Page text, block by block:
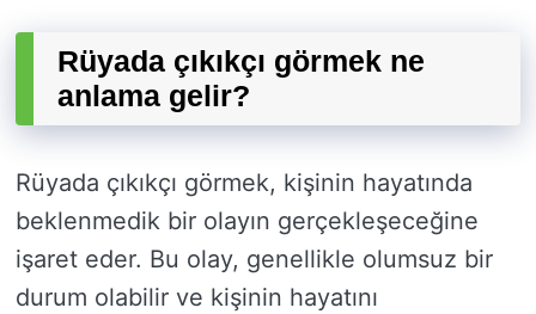
Rüyada çıkıkçı görmek ne
anlama gelir?
Rüyada çıkıkçı görmek, kişinin hayatında
beklenmedik bir olayın gerçekleşeceğine
işaret eder. Bu olay, genellikle olumsuz bir
durum olabilir ve kişinin hayatını